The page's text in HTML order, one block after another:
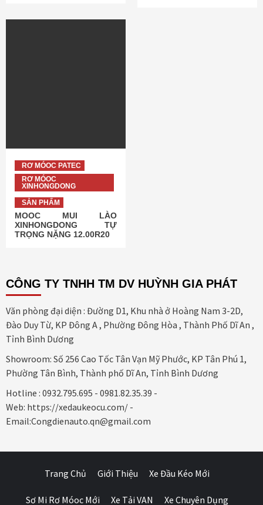
RƠ MÓOC PATEC
RƠ MÓOC
XINHONGDONG
SẢN PHẨM
MOOC MUI LÀO
XINHONGDONG TỰ
TRỌNG NẶNG 12.00R20
CÔNG TY TNHH TM DV HUỲNH GIA PHÁT
Văn phòng đại diện : Đường D1, Khu nhà ở Hoàng Nam 3-2D,
Đào Duy Từ, KP Đông A , Phường Đông Hòa , Thành Phố Dĩ An ,
Tỉnh Bình Dương
Showroom: Số 256 Cao Tốc Tân Vạn Mỹ Phước, KP Tân Phú 1,
Phường Tân Bình, Thành phố Dĩ An, Tỉnh Bình Dương
Hotline : 0932.795.695 - 0981.82.35.39 -
Web: https://xedaukeocu.com/ -
Email:Congdienauto.qn@gmail.com
Trang Chủ Giới Thiệu Xe Đầu Kéo Mới
Sơ Mi Rơ Móoc Mới Xe Tải VAN Xe Chuyên Dụng